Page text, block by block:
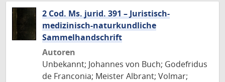
2 Cod. Ms. jurid. 391 – Juristisch-
medizinisch-naturkundliche
Sammelhandschrift
Autoren
Unbekannt; Johannes von Buch; Godefridus
de Franconia; Meister Albrant; Volmar;